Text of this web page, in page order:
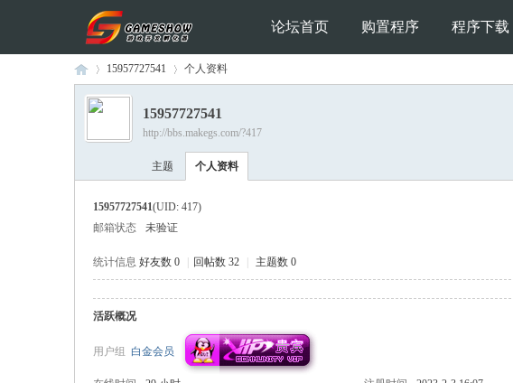
论坛首页 购置程序 程序下载
›
15957727541 个人资料
15957727541
http://bbs.makegs.com/?417
主题 个人资料
15957727541(UID: 417)
邮箱状态
未验证
统计信息 好友数 0 回帖数 32 主题数 0
活跃概况
用户组 白金会员